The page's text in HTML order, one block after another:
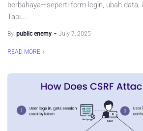
berbahaya—seperti form login, ubah data,
Tapi...
By public enemy July 7, 2025
READ MORE